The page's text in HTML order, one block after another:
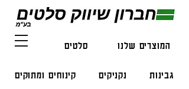
המוצרים שלנו סלטים דגים
גבינות נקניקים קינוחים ומתוקים